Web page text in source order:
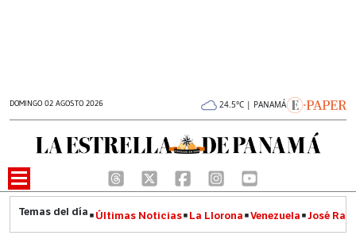
DOMINGO 02 AGOSTO 2026 24.5°C | PANAMÁ
Últimas Noticias La Llorona Venezuela José